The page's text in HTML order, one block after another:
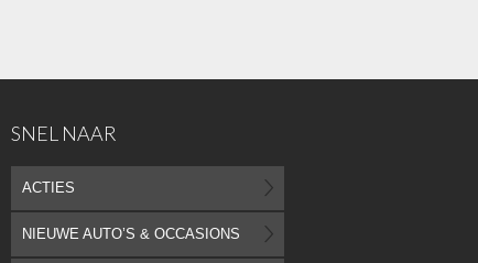
SNEL NAAR
ACTIES
NIEUWE AUTO’S & OCCASIONS